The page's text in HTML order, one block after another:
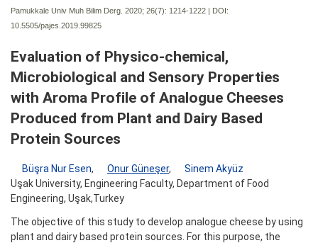
Pamukkale Univ Muh Bilim Derg. 2020; 26(7): 1214-1222 | DOI:
10.5505/pajes.2019.99825
Evaluation of Physico-chemical,
Microbiological and Sensory Properties
with Aroma Profile of Analogue Cheeses
Produced from Plant and Dairy Based
Protein Sources
Büşra Nur Esen, Onur Güneşer,
Sinem Akyüz
Uşak University, Engineering Faculty, Department of Food
Engineering, Uşak,Turkey
The objective of this study to develop analogue cheese by using
plant and dairy based protein sources. For this purpose, the